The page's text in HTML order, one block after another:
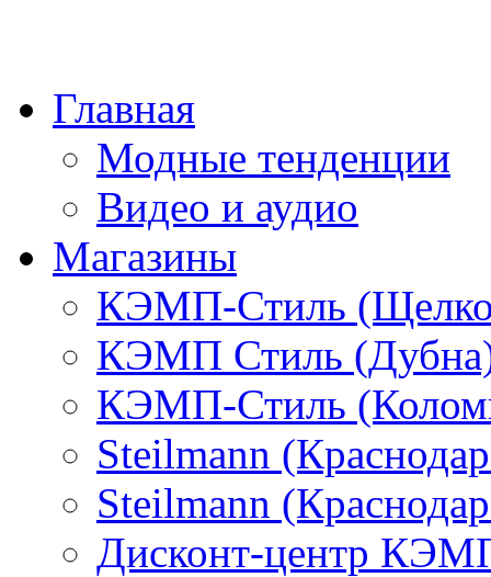
Главная
Модные тенденции
Видео и аудио
Магазины
КЭМП-Стиль
КЭМП Стиль
КЭМП-Стиль
Steilmann
Steilmann
Дисконт-центр